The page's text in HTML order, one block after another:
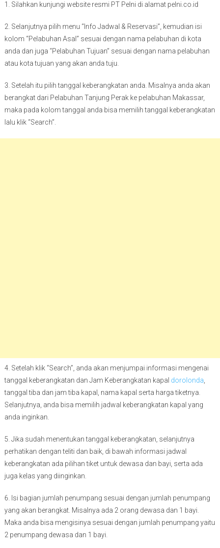
1. Silahkan kunjungi website resmi PT Pelni di alamat pelni.co.id
2. Selanjutnya pilih menu “Info Jadwal & Reservasi”, kemudian isi
kolom “Pelabuhan Asal” sesuai dengan nama pelabuhan di kota
anda dan juga “Pelabuhan Tujuan” sesuai dengan nama pelabuhan
atau kota tujuan yang akan anda tuju.
3. Setelah itu pilih tanggal keberangkatan anda. Misalnya anda akan
berangkat dari Pelabuhan Tanjung Perak ke pelabuhan Makassar,
maka pada kolom tanggal anda bisa memilih tanggal keberangkatan
lalu klik “Search”.
4. Setelah klik “Search”, anda akan menjumpai informasi mengenai
tanggal keberangkatan dan Jam Keberangkatan kapal dorolonda,
tanggal tiba dan jam tiba kapal, nama kapal serta harga tiketnya.
Selanjutnya, anda bisa memilih jadwal keberangkatan kapal yang
anda inginkan.
5. Jika sudah menentukan tanggal keberangkatan, selanjutnya
perhatikan dengan teliti dan baik, di bawah informasi jadwal
keberangkatan ada pilihan tiket untuk dewasa dan bayi, serta ada
juga kelas yang diinginkan.
6. Isi bagian jumlah penumpang sesuai dengan jumlah penumpang
yang akan berangkat. Misalnya ada 2 orang dewasa dan 1 bayi.
Maka anda bisa mengisinya sesuai dengan jumlah penumpang yaitu
2 penumpang dewasa dan 1 bayi.